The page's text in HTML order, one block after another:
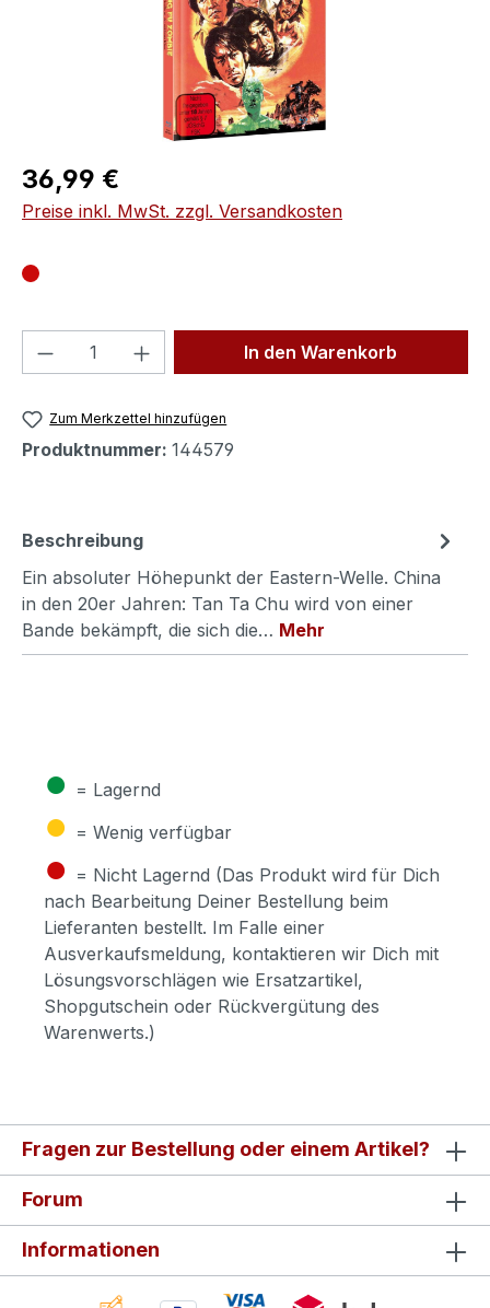
Regulärer Preis:
36,99 €
Preise inkl. MwSt. zzgl. Versandkosten
Produkt Anzahl: Gib denIn den Warenkorb
Zum Merkzettel hinzufügen
Produktnummer: 144579
Beschreibung
Ein absoluter Höhepunkt der Eastern-Welle. China
in den 20er Jahren: Tan Ta Chu wird von einer
Bande bekämpft, die sich die… Mehr
● = Lagernd
● = Wenig verfügbar
● = Nicht Lagernd (Das Produkt wird für Dich
nach Bearbeitung Deiner Bestellung beim
Lieferanten bestellt. Im Falle einer
Ausverkaufsmeldung, kontaktieren wir Dich mit
Lösungsvorschlägen wie Ersatzartikel,
Shopgutschein oder Rückvergütung des
Warenwerts.)
Fragen zur Bestellung oder einem Artikel?
Forum
Informationen